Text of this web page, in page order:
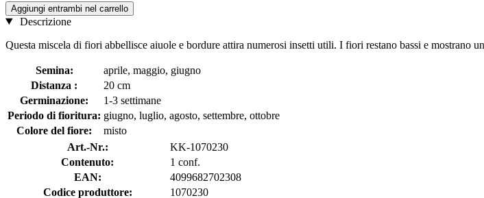
Aggiungi entrambi nel carrello
Descrizione
Questa miscela di fiori abbellisce aiuole e bordure attira numerosi insetti utili. I fiori restano bassi e mostrano
Semina:
aprile, maggio, giugno
Distanza :
20 cm
Germinazione:
1-3 settimane
Periodo di fioritura: giugno, luglio, agosto, settembre, ottobre
Colore del fiore:
misto
Art.-Nr.:
KK-1070230
Contenuto:
1 conf.
EAN:
4099682702308
Codice produttore:
1070230